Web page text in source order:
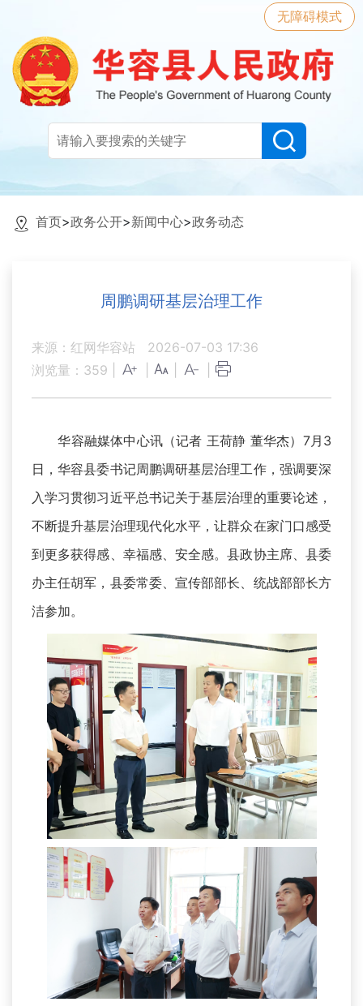
无障碍模式
首页>政务公开>新闻中心>政务动态
周鹏调研基层治理工作
来源：红网华容站
2026-07-03 17:36
浏览量： 359
华容融媒体中心讯（记者 王荷静 董华杰）7月3
日，华容县委书记周鹏调研基层治理工作，强调要深
入学习贯彻习近平总书记关于基层治理的重要论述，
不断提升基层治理现代化水平，让群众在家门口感受
到更多获得感、幸福感、安全感。县政协主席、县委
办主任胡军，县委常委、宣传部部长、统战部部长方
洁参加。